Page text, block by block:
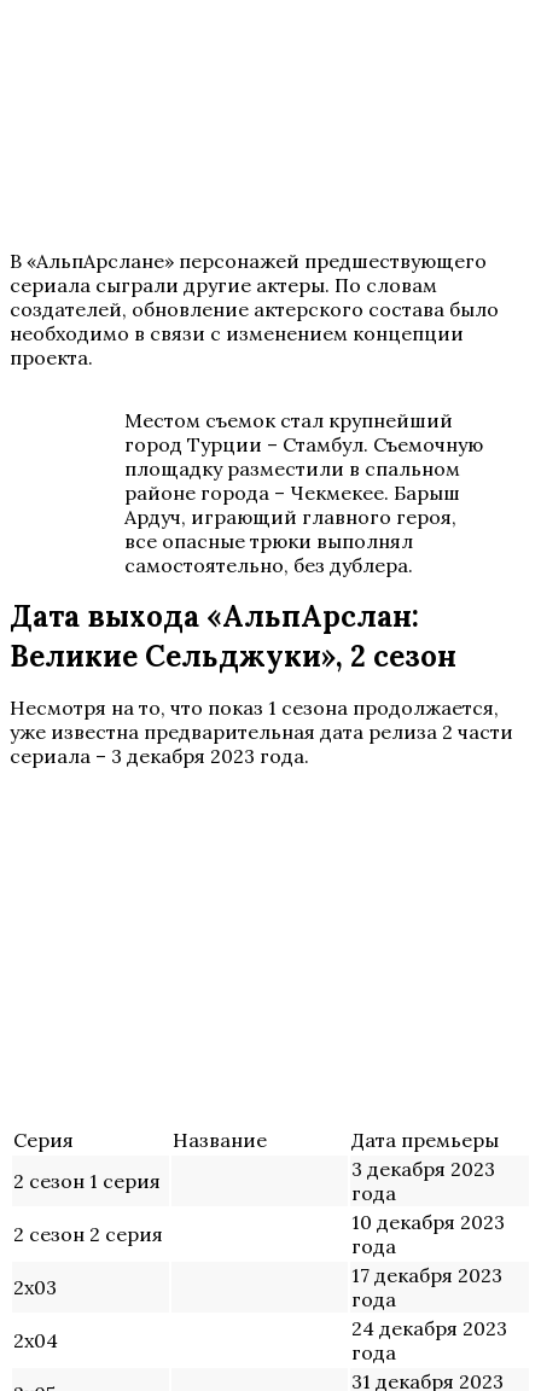
В «АльпАрслане» персонажей предшествующего
сериала сыграли другие актеры. По словам
создателей, обновление актерского состава было
необходимо в связи с изменением концепции
проекта.
Местом съемок стал крупнейший
город Турции – Стамбул. Съемочную
площадку разместили в спальном
районе города – Чекмекее. Барыш
Ардуч, играющий главного героя,
все опасные трюки выполнял
самостоятельно, без дублера.
Дата выхода «АльпАрслан:
Великие Сельджуки», 2 сезон
Несмотря на то, что показ 1 сезона продолжается,
уже известна предварительная дата релиза 2 части
сериала – 3 декабря 2023 года.
Серия Название
Дата премьеры
2 сезон 1 серия
3 декабря 2023
года
2 сезон 2 серия
10 декабря 2023
года
2х03
17 декабря 2023
года
2х04
24 декабря 2023
года
31 декабря 2023